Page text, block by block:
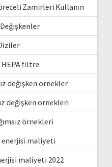
Zamirleri Kullanın
Değişkenler
filtre
değişken örnekler
değişken örnekleri
örnekleri
enerjisi maliyeti
maliyeti 2022